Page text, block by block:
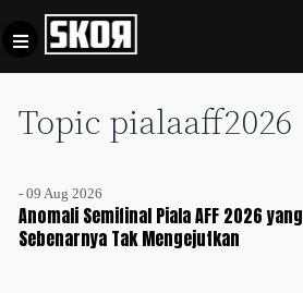
Topic pialaaff2026
- 09 Aug 2026
Anomali Semifinal Piala AFF 2026 yang
Sebenarnya Tak Mengejutkan
Football +
Culture +
Privacy
Pedoman
Pemberitaan
Media